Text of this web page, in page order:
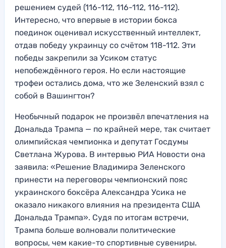
решением судей (116-112, 116-112, 116-112).
Интересно, что впервые в истории бокса
поединок оценивал искусственный интеллект,
отдав победу украинцу со счётом 118-112. Эти
победы закрепили за Усиком статус
непобеждённого героя. Но если настоящие
трофеи остались дома, что же Зеленский взял с
собой в Вашингтон?
Необычный подарок не произвёл впечатления на
Дональда Трампа — по крайней мере, так считает
олимпийская чемпионка и депутат Госдумы
Светлана Журова. В интервью РИА Новости она
заявила: «Решение Владимира Зеленского
принести на переговоры чемпионский пояс
украинского боксёра Александра Усика не
оказало никакого влияния на президента США
Дональда Трампа». Судя по итогам встречи,
Трампа больше волновали политические
вопросы, чем какие-то спортивные сувениры.